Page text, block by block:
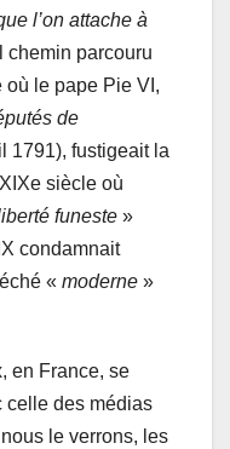
l’on attache à
chemin parcouru
le pape Pie VI,
de
1791), fustigeait la
siècle où
funeste »
condamnait
« moderne »
en France, se
celle des médias
le verrons, les